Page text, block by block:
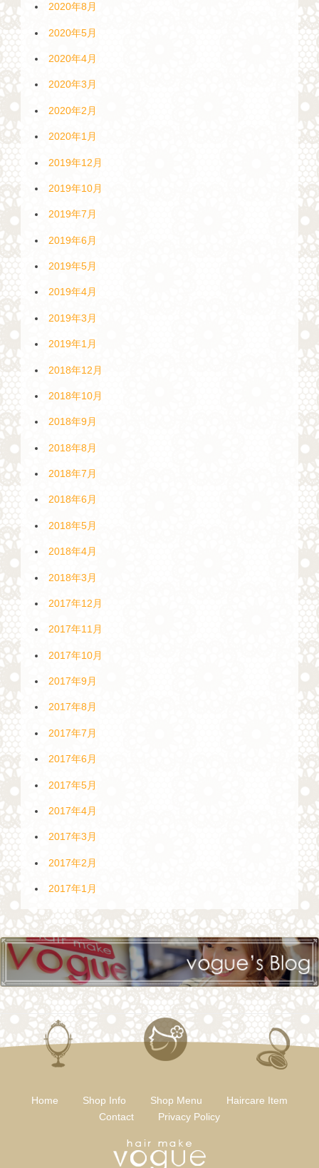
2020年8月
2020年5月
2020年4月
2020年3月
2020年2月
2020年1月
2019年12月
2019年10月
2019年7月
2019年6月
2019年5月
2019年4月
2019年3月
2019年1月
2018年12月
2018年10月
2018年9月
2018年8月
2018年7月
2018年6月
2018年5月
2018年4月
2018年3月
2017年12月
2017年11月
2017年10月
2017年9月
2017年8月
2017年7月
2017年6月
2017年5月
2017年4月
2017年3月
2017年2月
2017年1月
Home Shop Info Shop Menu
Haircare Item
Contact
Privacy Policy